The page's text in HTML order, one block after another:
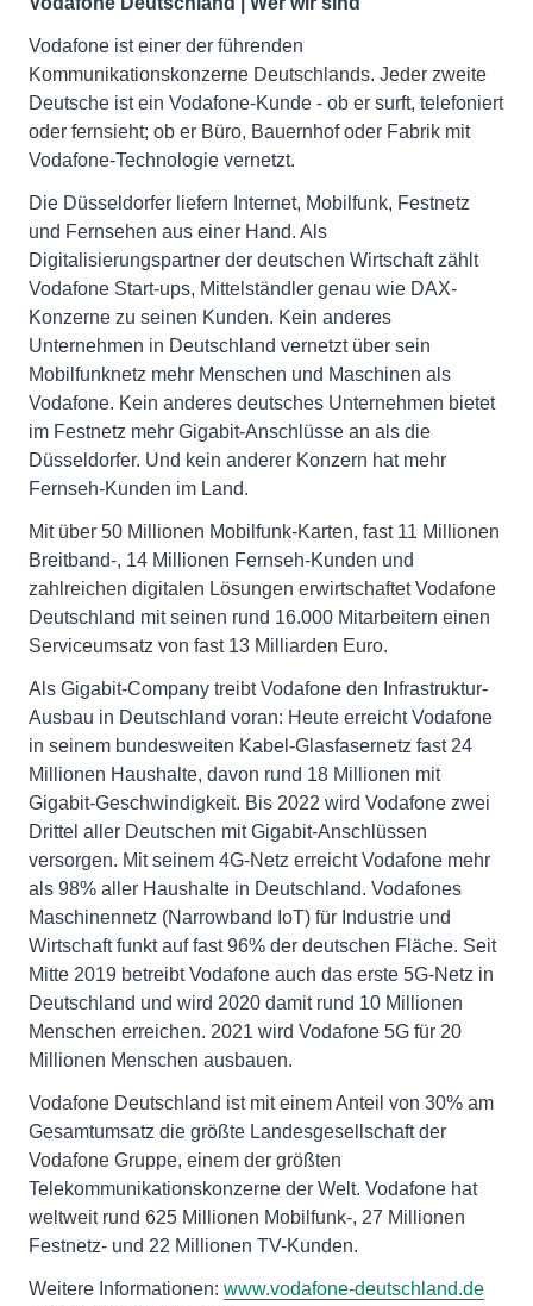
Vodafone ist einer der führenden
Kommunikationskonzerne Deutschlands. Jeder zweite
Deutsche ist ein Vodafone-Kunde - ob er surft, telefoniert
oder fernsieht; ob er Büro, Bauernhof oder Fabrik mit
Vodafone-Technologie vernetzt.
Die Düsseldorfer liefern Internet, Mobilfunk, Festnetz
und Fernsehen aus einer Hand. Als
Digitalisierungspartner der deutschen Wirtschaft zählt
Vodafone Start-ups, Mittelständler genau wie DAX-
Konzerne zu seinen Kunden. Kein anderes
Unternehmen in Deutschland vernetzt über sein
Mobilfunknetz mehr Menschen und Maschinen als
Vodafone. Kein anderes deutsches Unternehmen bietet
im Festnetz mehr Gigabit-Anschlüsse an als die
Düsseldorfer. Und kein anderer Konzern hat mehr
Fernseh-Kunden im Land.
Mit über 50 Millionen Mobilfunk-Karten, fast 11 Millionen
Breitband-, 14 Millionen Fernseh-Kunden und
zahlreichen digitalen Lösungen erwirtschaftet Vodafone
Deutschland mit seinen rund 16.000 Mitarbeitern einen
Serviceumsatz von fast 13 Milliarden Euro.
Als Gigabit-Company treibt Vodafone den Infrastruktur-
Ausbau in Deutschland voran: Heute erreicht Vodafone
in seinem bundesweiten Kabel-Glasfasernetz fast 24
Millionen Haushalte, davon rund 18 Millionen mit
Gigabit-Geschwindigkeit. Bis 2022 wird Vodafone zwei
Drittel aller Deutschen mit Gigabit-Anschlüssen
versorgen. Mit seinem 4G-Netz erreicht Vodafone mehr
als 98% aller Haushalte in Deutschland. Vodafones
Maschinennetz (Narrowband IoT) für Industrie und
Wirtschaft funkt auf fast 96% der deutschen Fläche. Seit
Mitte 2019 betreibt Vodafone auch das erste 5G-Netz in
Deutschland und wird 2020 damit rund 10 Millionen
Menschen erreichen. 2021 wird Vodafone 5G für 20
Millionen Menschen ausbauen.
Vodafone Deutschland ist mit einem Anteil von 30% am
Gesamtumsatz die größte Landesgesellschaft der
Vodafone Gruppe, einem der größten
Telekommunikationskonzerne der Welt. Vodafone hat
weltweit rund 625 Millionen Mobilfunk-, 27 Millionen
Festnetz- und 22 Millionen TV-Kunden.
Weitere Informationen: www.vodafone-deutschland.de